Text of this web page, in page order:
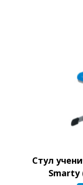
Стул
Smarty